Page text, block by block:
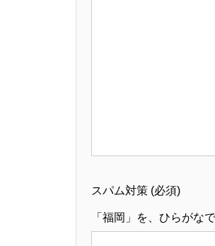
スパム対策 (必須)
「福岡」を、ひらがな